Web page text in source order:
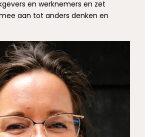
en werknemers en zet
aan tot anders denken en